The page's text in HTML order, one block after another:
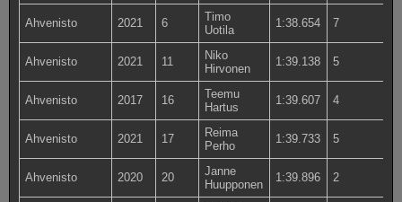
Ahvenisto 2021 6
Timo
Uotila
1:38.654 7
Ahvenisto 2021 11
Niko
Hirvonen
1:39.138 5
Ahvenisto 2017 16
Teemu
Hartus
1:39.607 4
Ahvenisto 2021 17
Reima
Perho
1:39.733 5
Ahvenisto 2020 20
Janne
Huupponen
1:39.896 2